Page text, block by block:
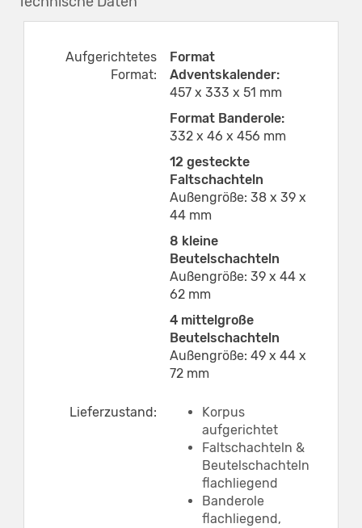
Aufgerichtetes
Format:
Format
Adventskalender:
457 x 333 x 51 mm
Format Banderole:
332 x 46 x 456 mm
12 gesteckte
Faltschachteln
Außengröße: 38 x 39 x
44 mm
8 kleine
Beutelschachteln
Außengröße: 39 x 44 x
62 mm
4 mittelgroße
Beutelschachteln
Außengröße: 49 x 44 x
72 mm
Lieferzustand:
Korpus
aufgerichtet
Faltschachteln &
Beutelschachteln
flachliegend
Banderole
flachliegend,